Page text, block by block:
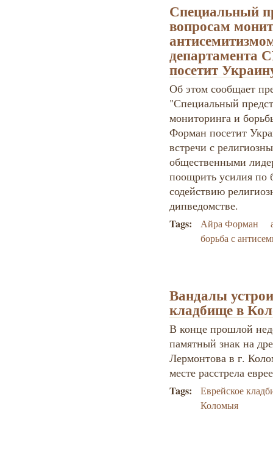
Специальный
вопросам
посетит
Об этом сообщает
"Специальный
мониторинга и
Форман посетит
встречи с
общественными
поощрить усилия по
содействию
дипведомстве.
Tags: Айра Форман
борьба с
Вандалы
кладбище в
В конце прошлой
памятный знак на
Лермонтова в г.
месте расстрела
Tags:
Еврейское
Коломыя